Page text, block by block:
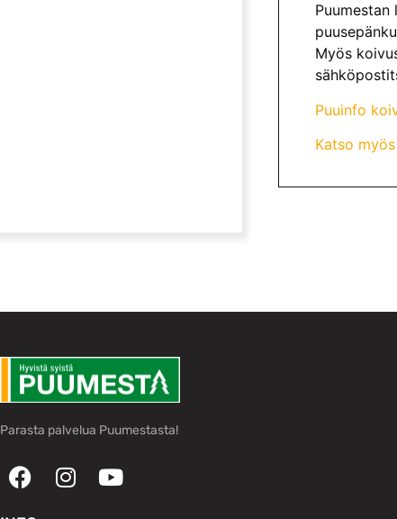
Myös
Puuinfo
Katso
Parasta palvelua Puumestasta!